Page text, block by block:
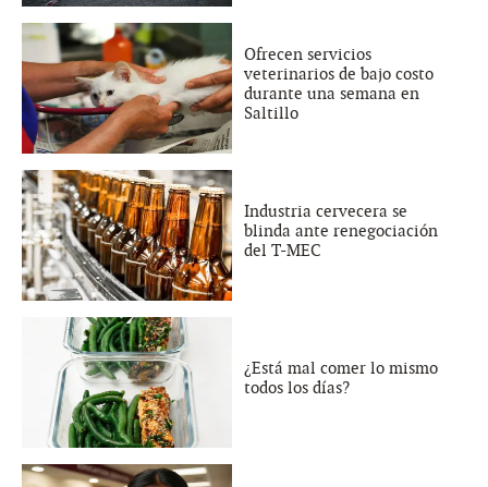
Ofrecen servicios
veterinarios de bajo costo
durante una semana en
Saltillo
Industria cervecera se
blinda ante renegociación
del T-MEC
¿Está mal comer lo mismo
todos los días?